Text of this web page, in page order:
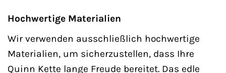
Hochwertige Materialien
Wir verwenden ausschließlich hochwertige
Materialien, um sicherzustellen, dass Ihre
Quinn Kette lange Freude bereitet. Das edle